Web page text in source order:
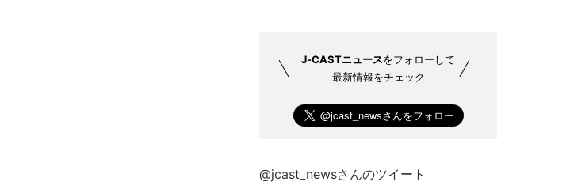
J-CASTニュースをフォローして
最新情報をチェック
@jcast_newsさんのツイート